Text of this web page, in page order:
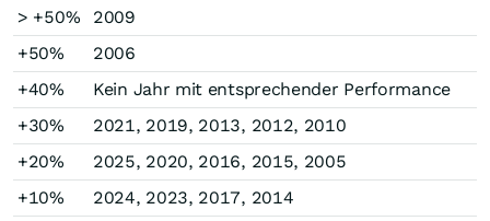
> +50%
2009
+50%
2006
+40%
Kein Jahr mit entsprechender Performance
+30%
2021, 2019, 2013, 2012, 2010
+20%
2025, 2020, 2016, 2015, 2005
+10%
2024, 2023, 2017, 2014